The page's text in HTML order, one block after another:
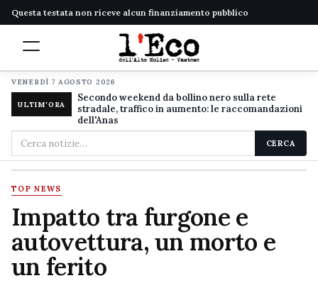
Questa testata non riceve alcun finanziamento pubblico
VENERDÌ 7 AGOSTO 2026
ULTIM'ORA
Secondo weekend da bollino nero sulla rete
stradale, traffico in aumento: le raccomandazioni
dell'Anas
Cerca
nel
sito
CERCA
TOP NEWS
Impatto tra furgone e
autovettura, un morto e
un ferito